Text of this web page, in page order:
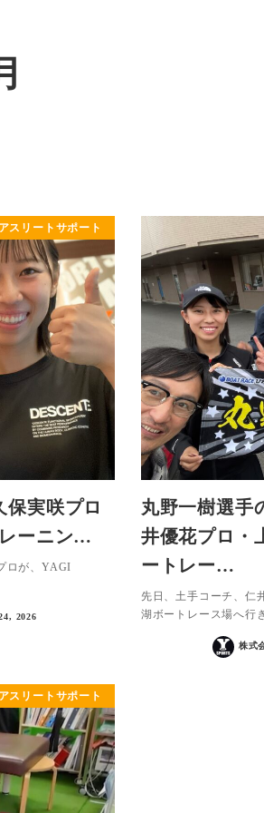
アスリートサポート
保実咲プロ
ーニン…
ロが、YAGI
2026
丸野一樹選手
井優花プロ・
ートレー…
先日、土手コーチ、仁
湖ボートレース場へ行
株式
アスリートサポート